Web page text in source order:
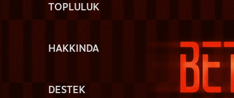
TOPLULUK
HAKKINDA
DESTEK